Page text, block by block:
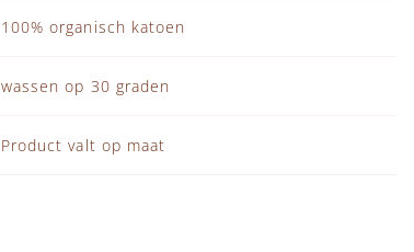
100% organisch katoen
wassen op 30 graden
Product valt op maat